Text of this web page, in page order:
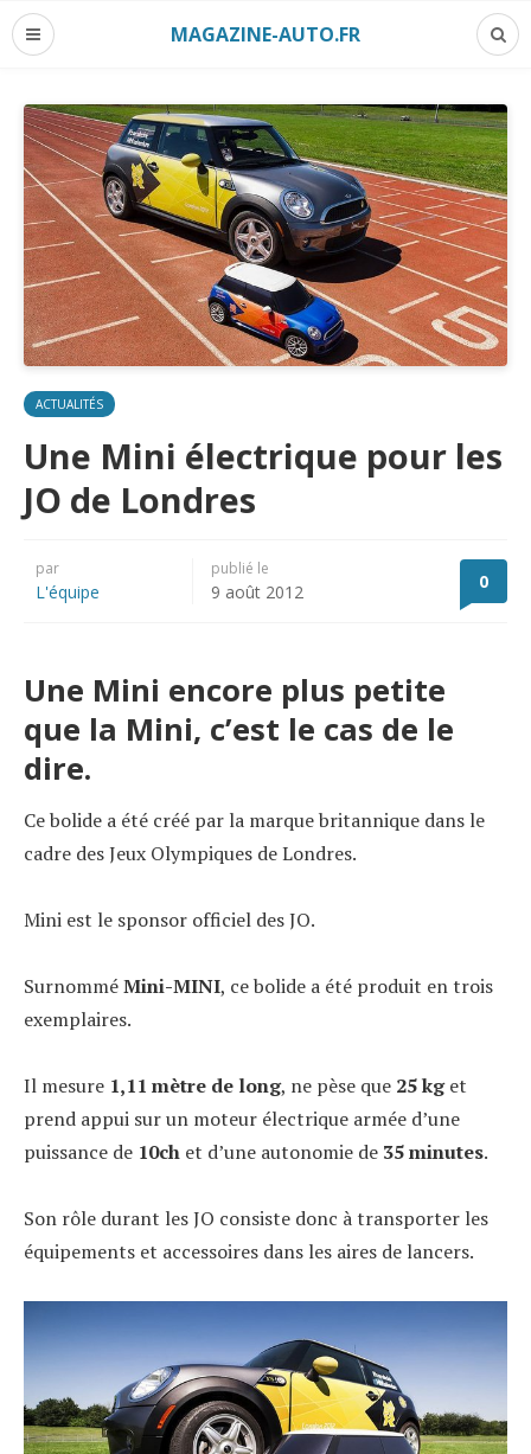
MAGAZINE-AUTO.FR
ACTUALITÉS
Une Mini électrique pour les
JO de Londres
par
L'équipe
publié le
9 août 2012 0
Une Mini encore plus petite
que la Mini, c’est le cas de le
dire.
Ce bolide a été créé par la marque britannique dans le
cadre des Jeux Olympiques de Londres.
Mini est le sponsor officiel des JO.
SurnomméMini-MINI, ce bolide a été produit en trois
exemplaires.
Il mesure 1,11 mètre de long, ne pèse que 25 kget
prend appui sur un moteur électrique armée d’une
puissance de 10ch et d’une autonomie de 35 minutes.
Son rôle durant les JO consiste donc à transporter les
équipements et accessoires dans les aires de lancers.